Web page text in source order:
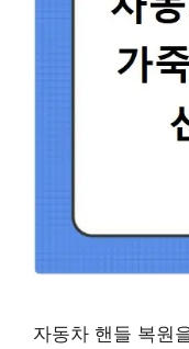
자동차 핸들 복원